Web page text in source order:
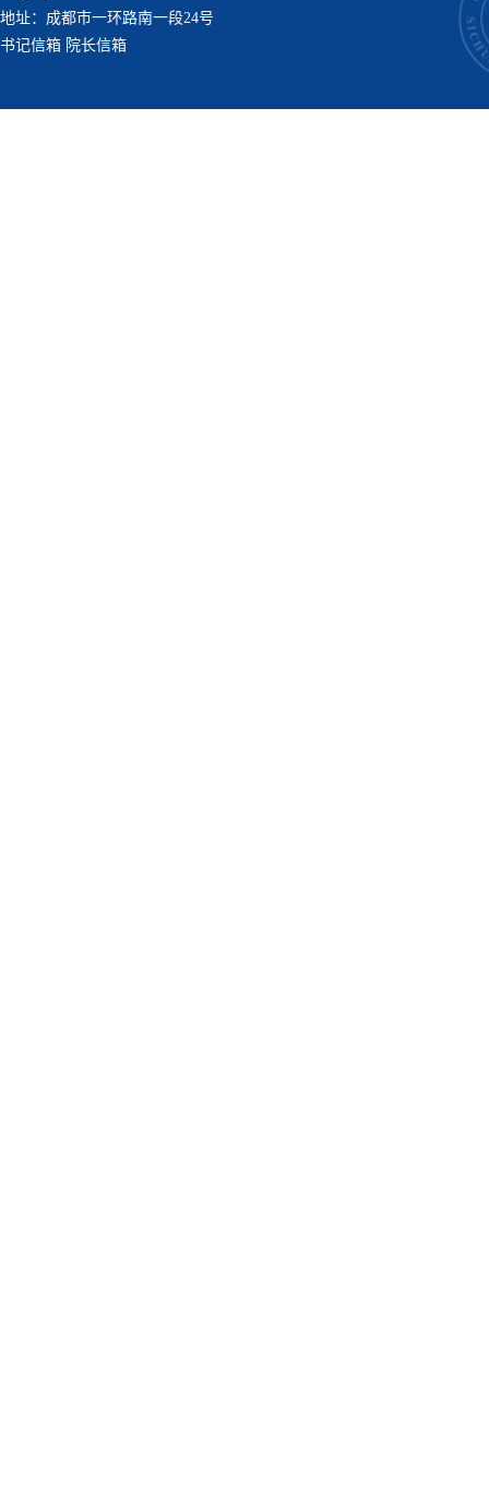
地址：成都市一环路南一段24号
书记信箱 院长信箱